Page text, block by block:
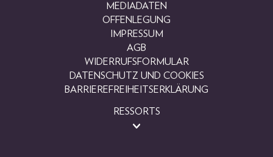
MEDIADATEN
OFFENLEGUNG
IMPRESSUM
AGB
WIDERRUFSFORMULAR
DATENSCHUTZ UND COOKIES
BARRIEREFREIHEITSERKLÄRUNG
RESSORTS